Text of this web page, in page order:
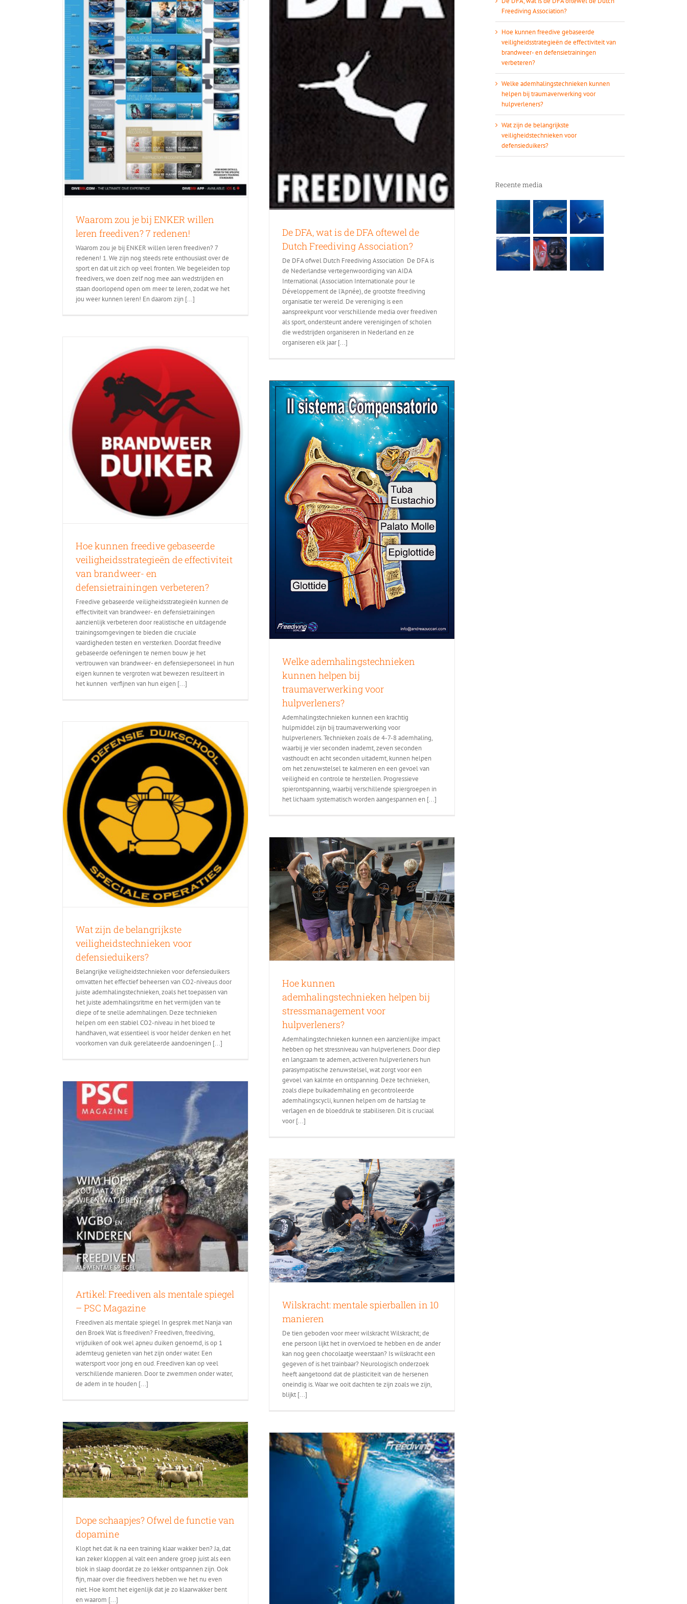
Waarom zou je bij ENKER willen
leren freediven? 7 redenen!
Waarom zou je bij ENKER willen leren freediven? 7
redenen! 1. We zijn nog steeds rete enthousiast over de
sport en dat uit zich op veel fronten. We begeleiden top
freedivers, we doen zelf nog mee aan wedstrijden en
staan doorlopend open om meer te leren, zodat we het
jou weer kunnen leren! En daarom zijn [...]
De DFA, wat is de DFA oftewel de
Dutch Freediving Association?
De DFA ofwel Dutch Freediving Association De DFA is
de Nederlandse vertegenwoordiging van AIDA
International (Association Internationale pour le
Développement de l'Apnée), de grootste freediving
organisatie ter wereld. De vereniging is een
aanspreekpunt voor verschillende media over freediven
als sport, ondersteunt andere verenigingen of scholen
die wedstrijden organiseren in Nederland en ze
organiseren elk jaar [...]
Hoe kunnen freedive gebaseerde
veiligheidsstrategieën de effectiviteit
van brandweer- en
defensietrainingen verbeteren?
Freedive gebaseerde veiligheidsstrategieën kunnen de
effectiviteit van brandweer- en defensietrainingen
aanzienlijk verbeteren door realistische en uitdagende
trainingsomgevingen te bieden die cruciale
vaardigheden testen en versterken. Doordat freedive
gebaseerde oefeningen te nemen bouw je het
vertrouwen van brandweer- en defensiepersoneel in hun
eigen kunnen te vergroten wat bewezen resulteert in
het kunnen verfijnen van hun eigen [...]
Welke ademhalingstechnieken
kunnen helpen bij
traumaverwerking voor
hulpverleners?
Ademhalingstechnieken kunnen een krachtig
hulpmiddel zijn bij traumaverwerking voor
hulpverleners. Technieken zoals de 4-7-8 ademhaling,
waarbij je vier seconden inademt, zeven seconden
vasthoudt en acht seconden uitademt, kunnen helpen
om het zenuwstelsel te kalmeren en een gevoel van
veiligheid en controle te herstellen. Progressieve
spierontspanning, waarbij verschillende spiergroepen in
het lichaam systematisch worden aangespannen en [...]
Wat zijn de belangrijkste
veiligheidstechnieken voor
defensieduikers?
Belangrijke veiligheidstechnieken voor defensieduikers
omvatten het effectief beheersen van CO2-niveaus door
juiste ademhalingstechnieken, zoals het toepassen van
het juiste ademhalingsritme en het vermijden van te
diepe of te snelle ademhalingen. Deze technieken
helpen om een stabiel CO2-niveau in het bloed te
handhaven, wat essentieel is voor helder denken en het
voorkomen van duik gerelateerde aandoeningen [...]
Hoe kunnen
ademhalingstechnieken helpen bij
stressmanagement voor
hulpverleners?
Ademhalingstechnieken kunnen een aanzienlijke impact
hebben op het stressniveau van hulpverleners. Door diep
en langzaam te ademen, activeren hulpverleners hun
parasympatische zenuwstelsel, wat zorgt voor een
gevoel van kalmte en ontspanning. Deze technieken,
zoals diepe buikademhaling en gecontroleerde
ademhalingscycli, kunnen helpen om de hartslag te
verlagen en de bloeddruk te stabiliseren. Dit is cruciaal
voor [...]
Artikel: Freediven als mentale spiegel
– PSC Magazine
Freediven als mentale spiegel In gesprek met Nanja van
den Broek Wat is freediven? Freediven, freediving,
vrijduiken of ook wel apneu duiken genoemd, is op 1
ademteug genieten van het zijn onder water. Een
watersport voor jong en oud. Freediven kan op veel
verschillende manieren. Door te zwemmen onder water,
de adem in te houden [...]
Wilskracht: mentale spierballen in 10
manieren
De tien geboden voor meer wilskracht Wilskracht; de
ene persoon lijkt het in overvloed te hebben en de ander
kan nog geen chocolaatje weerstaan? Is wilskracht een
gegeven of is het trainbaar? Neurologisch onderzoek
heeft aangetoond dat de plasticiteit van de hersenen
oneindig is. Waar we ooit dachten te zijn zoals we zijn,
blijkt [...]
Dope schaapjes? Ofwel de functie van
dopamine
Klopt het dat ik na een training klaar wakker ben? Ja, dat
kan zeker kloppen al valt een andere groep juist als een
blok in slaap doordat ze zo lekker ontspannen zijn. Ook
fijn, maar over die freedivers hebben we het nu even
niet. Hoe komt het eigenlijk dat je zo klaarwakker bent
en waarom [...]
Freediving Association?
Hoe kunnen freedive gebaseerde
veiligheidsstrategieën de effectiviteit van
brandweer- en defensietrainingen
verbeteren?
Welke ademhalingstechnieken kunnen
helpen bij traumaverwerking voor
hulpverleners?
Wat zijn de belangrijkste
veiligheidstechnieken voor
defensieduikers?
Recente media